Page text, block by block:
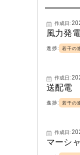
作成日:
風力発
進捗: 若干の
作成日:
送配電
進捗: 若干の
作成日:
マーシ